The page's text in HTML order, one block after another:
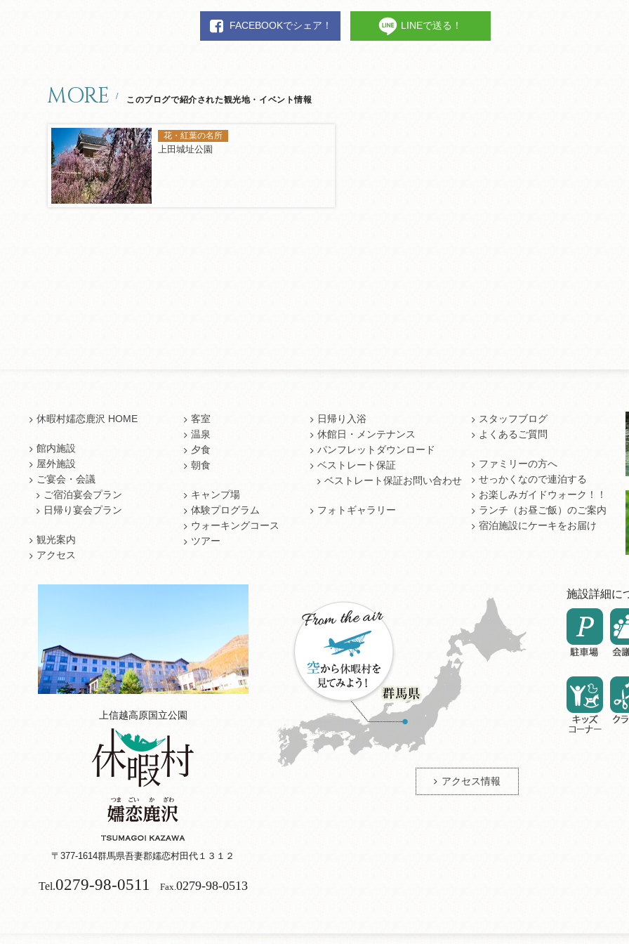
FACEBOOKでシェア！ LINEで送る！
MORE このブログで紹介された観光地・イベント情報
花・紅葉の名所
上田城址公園
休暇村嬬恋鹿沢 HOME
館内施設
屋外施設
ご宴会・会議
ご宿泊宴会プラン
日帰り宴会プラン
観光案内
アクセス
客室
温泉
夕食
朝食
キャンプ場
体験プログラム
ウォーキングコース
ツアー
日帰り入浴
休館日・メンテナンス
パンフレットダウンロード
ベストレート保証
ベストレート保証お問い合わせ
フォトギャラリー
スタッフブログ
よくあるご質問
ファミリーの方へ
せっかくなので連泊する
お楽しみガイドウォーク！！
ランチ（お昼ご飯）のご案内
宿泊施設にケーキをお届け
上信越高原国立公園
〒377-1614群馬県吾妻郡嬬恋村田代１３１２
Tel.0279-98-0511 Fax. 0279-98-0513
アクセス情報
施設詳細に